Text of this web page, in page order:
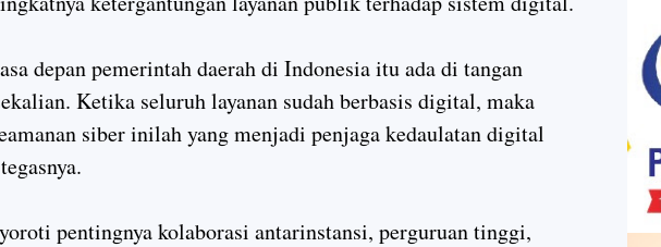
depan pemerintah daerah di Indonesia itu ada di tangan
Ketika seluruh layanan sudah berbasis digital, maka
siber inilah yang menjadi penjaga kedaulatan digital
pentingnya kolaborasi antarinstansi, perguruan tinggi,